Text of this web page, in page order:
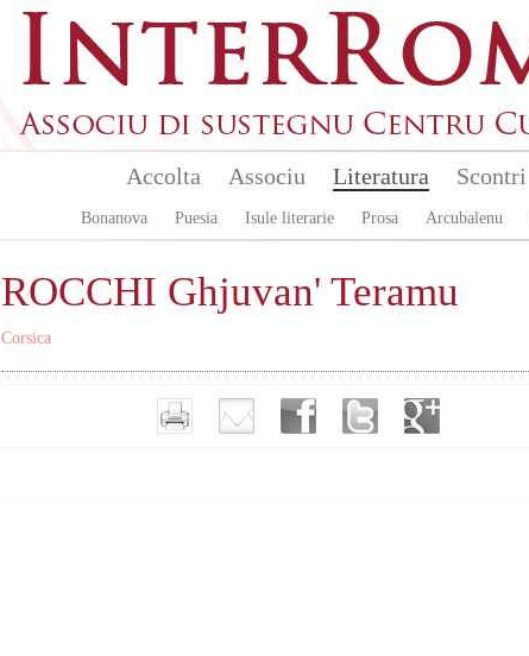
Accolta Associu Literatura
Bonanova Puesia Isule literarie Prosa Arcubalenu
Scontri
ROCCHI Ghjuvan' Teramu
Corsica